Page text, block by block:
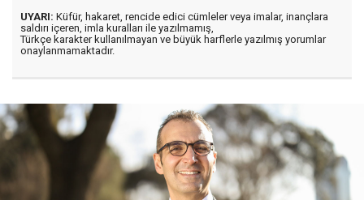
UYARI: Küfür, hakaret, rencide edici cümleler veya imalar, inançlara
saldırı içeren, imla kuralları ile yazılmamış,
Türkçe karakter kullanılmayan ve büyük harflerle yazılmış yorumlar
onaylanmamaktadır.